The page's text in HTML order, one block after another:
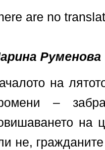
are no
Руменова
на
–
на
не,